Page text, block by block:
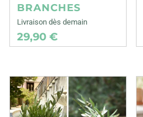
BRANCHES
Livraison dès demain
29,90 €